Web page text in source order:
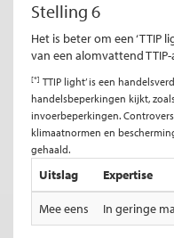
Stelling 6
Het is beter om een ‘TTIP
van een alomvattend
[*] TTIP light’ is een
handelsbeperkingen kijkt,
invoerbeperkingen.
klimaatnormen en
gehaald.
Uitslag Expertise
Mee eens In geringe